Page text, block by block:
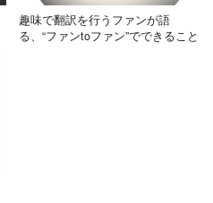
趣味で翻訳を行うファンが語
る、“ファンtoファン”でできること